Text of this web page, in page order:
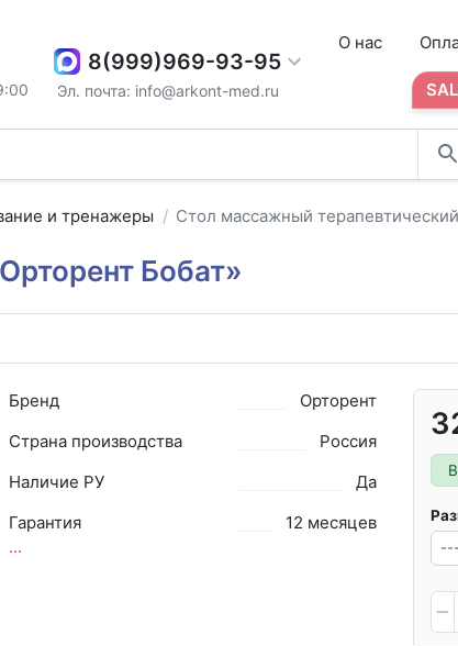
8(999)969-93-95
Эл. почта: info@arkont-med.ru
О нас
и тренажеры Стол массажный
Бобат»
Бренд
Орторент
Страна производства
Россия
Наличие РУ
Да
Гарантия
12 месяцев
...